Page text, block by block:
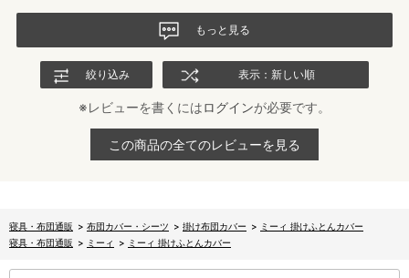
もっと見る
絞り込み 表示：新しい順
※レビューを書くにはログインが必要です。
この商品の全てのレビューを見る
寝具・布団通販 > 布団カバー・シーツ > 掛け布団カバー > ミーィ 掛けふとんカバー
寝具・布団通販 > ミーィ > ミーィ 掛けふとんカバー